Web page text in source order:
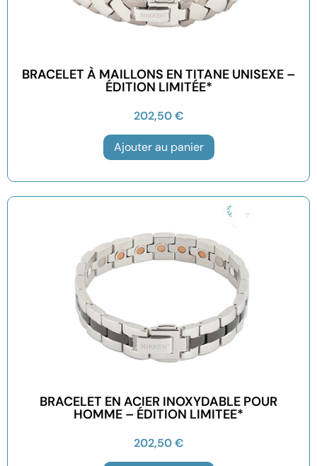
BRACELET À MAILLONS EN TITANE UNISEXE –
ÉDITION LIMITÉE*
202,50€
Ajouter au panier
BRACELET EN ACIER INOXYDABLE POUR
HOMME – ÉDITION LIMITEE*
202,50€